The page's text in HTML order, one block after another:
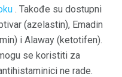
. Takođe su dostupni
(azelastin), Emadin
i Alaway (ketotifen).
se koristiti za
ne rade.